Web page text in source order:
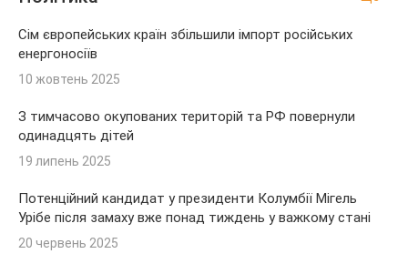
Сім європейських країн збільшили імпорт російських
енергоносіїв
10 жовтень 2025
З тимчасово окупованих територій та РФ повернули
одинадцять дітей
19 липень 2025
Потенційний кандидат у президенти Колумбії Мігель
Урібе після замаху вже понад тиждень у важкому стані
20 червень 2025